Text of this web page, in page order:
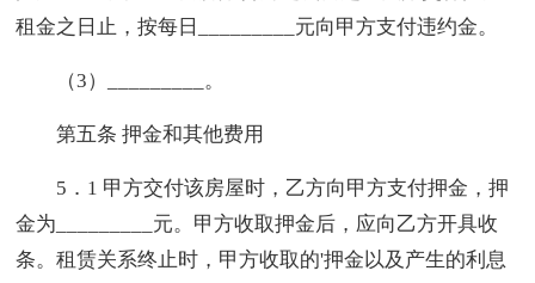
租金之日止，按每日_________元向甲方支付违约金。
（3）_________。
第五条 押金和其他费用
5．1 甲方交付该房屋时，乙方向甲方支付押金，押
金为_________元。甲方收取押金后，应向乙方开具收
条。租赁关系终止时，甲方收取的'押金以及产生的利息